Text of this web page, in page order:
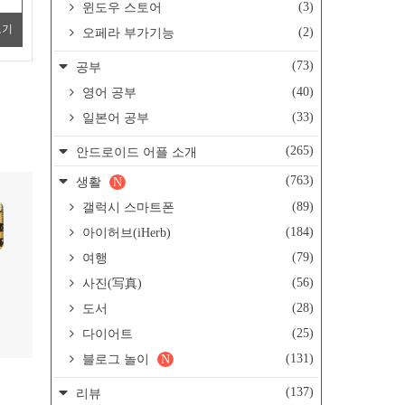
윈도우 스토어
(3)
오페라 부가기능
(2)
공부
(73)
영어 공부
(40)
일본어 공부
(33)
안드로이드 어플 소개 (265)
생활 (763)
N
갤럭시 스마트폰
(89)
아이허브(iHerb)
(184)
여행
(79)
사진(写真)
(56)
도서
(28)
다이어트
(25)
블로그 놀이
(131)
N
리뷰 (137)